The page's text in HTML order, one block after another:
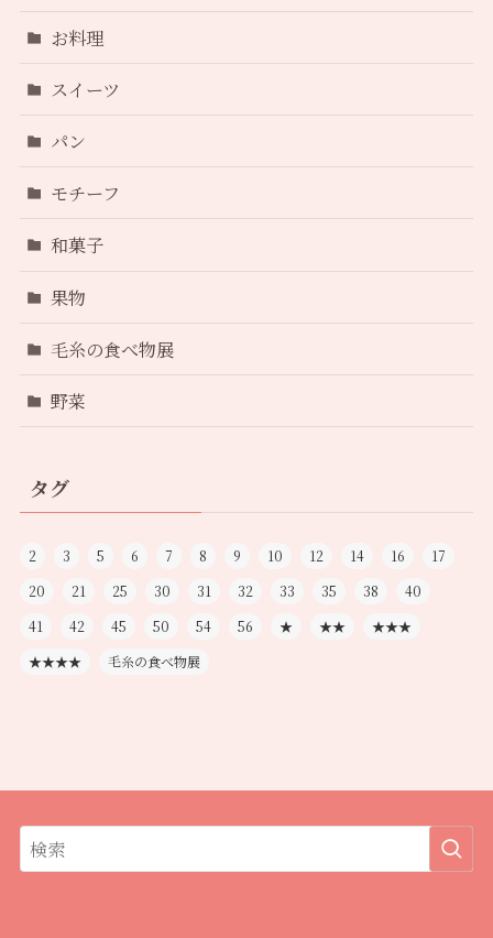
お料理
スイーツ
パン
モチーフ
和菓子
果物
毛糸の食べ物展
野菜
タグ
2 3 5 6 7 8 9 10 12 14 16
17
20
21 25 30 31 32 33 35 38
40
41
42 45 50 54 56 ★ ★★
★★★
★★★★
毛糸の食べ物展